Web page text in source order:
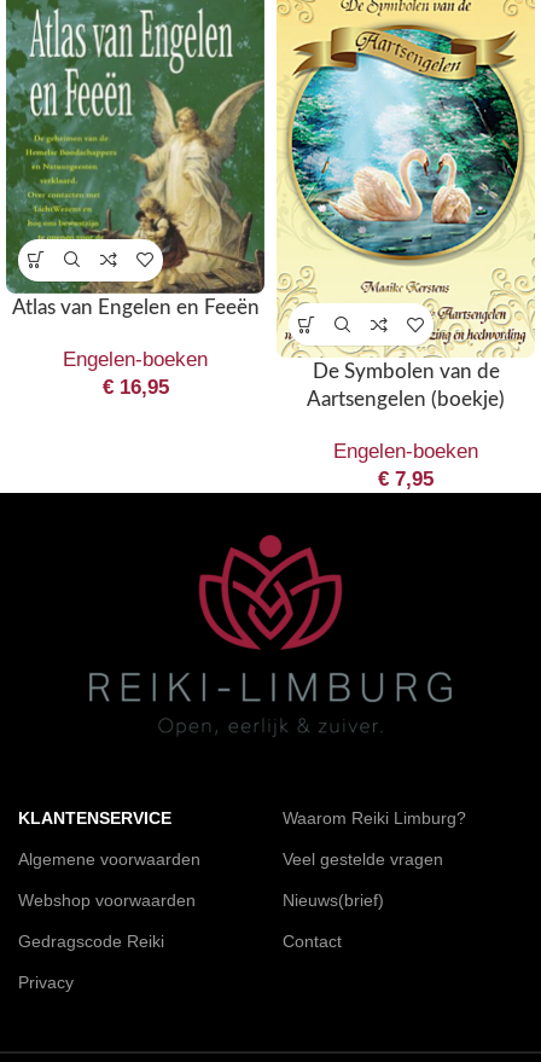
Atlas van Engelen en Feeën
Engelen-boeken
€16,95
De Symbolen van de
Aartsengelen (boekje)
Engelen-boeken
€ 7,95
KLANTENSERVICE
Algemene voorwaarden
Webshop voorwaarden
Gedragscode Reiki
Privacy
Waarom Reiki Limburg?
Veel gestelde vragen
Nieuws(brief)
Contact